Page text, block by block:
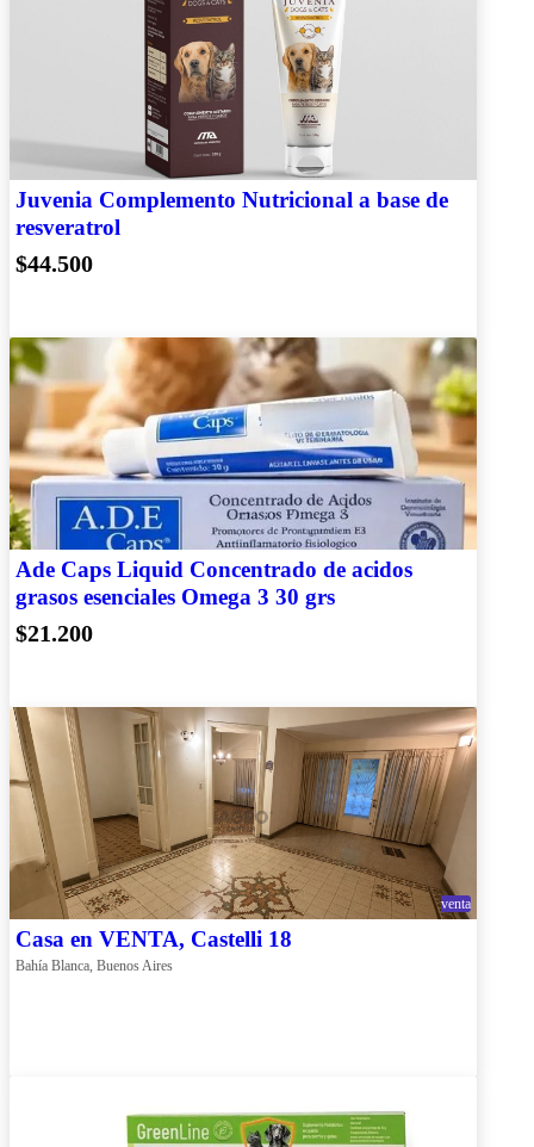
Juvenia Complemento Nutricional a base de
resveratrol
$44.500
Ade Caps Liquid Concentrado de acidos
grasos esenciales Omega 3 30 grs
$21.200
venta
Casa en VENTA, Castelli 18
Bahía Blanca, Buenos Aires